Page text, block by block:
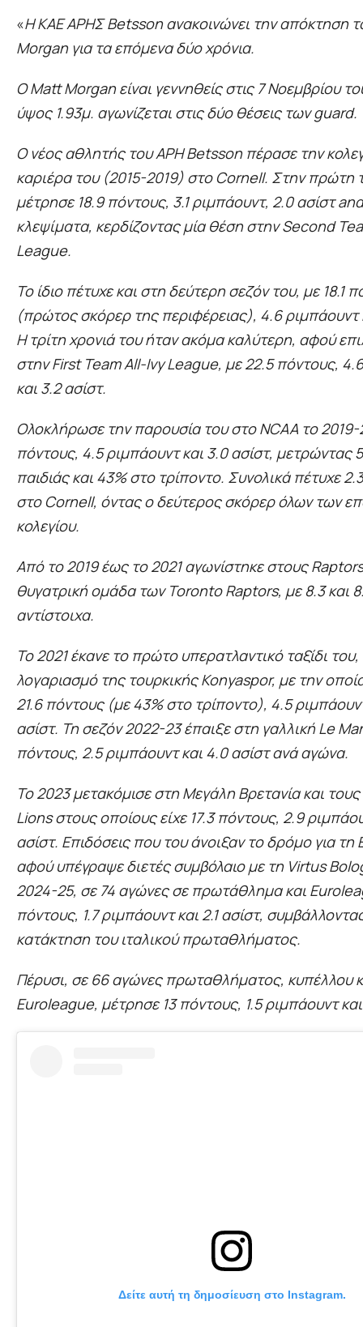
«Η ΚΑΕ ΑΡΗΣ Betsson ανακοινώνει την απόκτηση
Morgan για τα επόμενα δύο χρόνια.
Ο Matt Morgan είναι γεννηθείς στις 7 Νοεμβρίου
ύψος 1.93μ. αγωνίζεται στις δύο θέσεις των guard.
Ο νέος αθλητής του ΑΡΗ Betsson πέρασε την
καριέρα του (2015-2019) στο Cornell. Στην πρώτη
μέτρησε 18.9 πόντους, 3.1 ριμπάουντ, 2.0 ασίστ
κλεψίματα, κερδίζοντας μία θέση στην Second
League.
Το ίδιο πέτυχε και στη δεύτερη σεζόν του, με 18.1
(πρώτος σκόρερ της περιφέρειας), 4.6 ριμπάουντ
Η τρίτη χρονιά του ήταν ακόμα καλύτερη, αφού
στην First Team All-Ivy League, με 22.5 πόντους,
και 3.2 ασίστ.
Ολοκλήρωσε την παρουσία του στο NCAA το 2019-
πόντους, 4.5 ριμπάουντ και 3.0 ασίστ, μετρώντας
παιδιάς και 43% στο τρίποντο. Συνολικά πέτυχε
στο Cornell, όντας ο δεύτερος σκόρερ όλων των
κολεγίου.
Από το 2019 έως το 2021 αγωνίστηκε στους
θυγατρική ομάδα των Toronto Raptors, με 8.3 και
αντίστοιχα.
Το 2021 έκανε το πρώτο υπερατλαντικό ταξίδι του,
λογαριασμό της τουρκικής Konyaspor, με την
21.6 πόντους (με 43% στο τρίποντο), 4.5
ασίστ. Τη σεζόν 2022-23 έπαιξε στη γαλλική Le
πόντους, 2.5 ριμπάουντ και 4.0 ασίστ ανά αγώνα.
Το 2023 μετακόμισε στη Μεγάλη Βρετανία και
Lions στους οποίους είχε 17.3 πόντους, 2.9
ασίστ. Επιδόσεις που του άνοιξαν το δρόμο για
αφού υπέγραψε διετές συμβόλαιο με τη Virtus
2024-25, σε 74 αγώνες σε πρωτάθλημα και
πόντους, 1.7 ριμπάουντ και 2.1 ασίστ,
κατάκτηση του ιταλικού πρωταθλήματος.
Πέρυσι, σε 66 αγώνες πρωταθλήματος, κυπέλλου
Euroleague, μέτρησε 13 πόντους, 1.5 ριμπάουντ
Δείτε αυτή τη δημοσίευση στο Instagram.